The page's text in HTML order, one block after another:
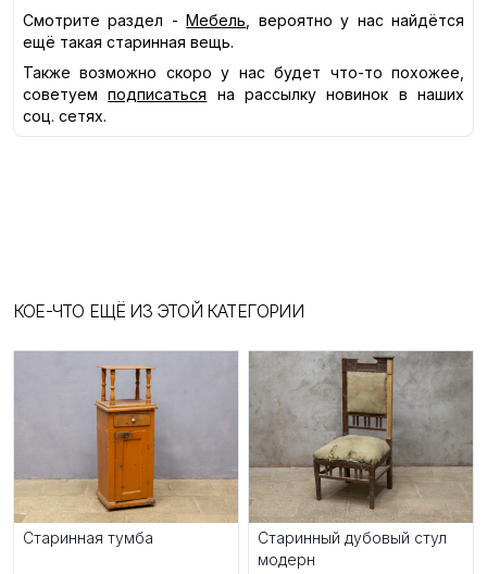
Смотрите раздел - Мебель , вероятно у нас найдётся
ещё такая старинная вещь.
Также возможно скоро у нас будет что-то похожее,
советуем
подписаться
на рассылку новинок в наших
соц. сетях.
КОЕ-ЧТО ЕЩЁ ИЗ ЭТОЙ КАТЕГОРИИ
Старинная тумба
Старинный дубовый стул
модерн